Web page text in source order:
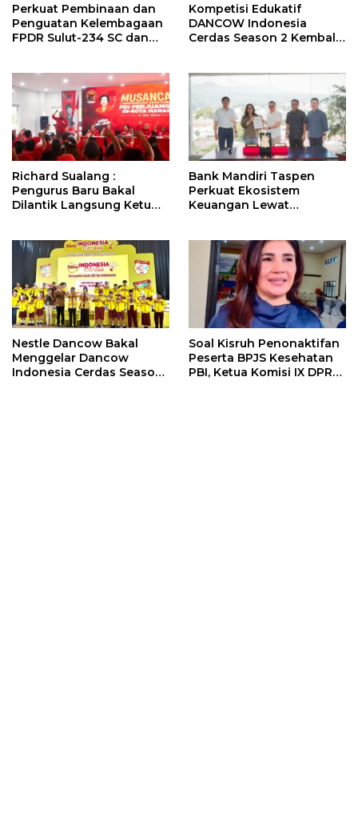
Perkuat Pembinaan dan
Penguatan Kelembagaan
FPDR Sulut-234 SC dan
Kompetisi Edukatif
DANCOW Indonesia
Cerdas Season 2 Kembali
Richard Sualang :
Pengurus Baru Bakal
Dilantik Langsung Ketum
Bank Mandiri Taspen
Perkuat Ekosistem
Keuangan Lewat
Nestle Dancow Bakal
Menggelar Dancow
Indonesia Cerdas Season
Soal Kisruh Penonaktifan
Peserta BPJS Kesehatan
PBI, Ketua Komisi IX DPR